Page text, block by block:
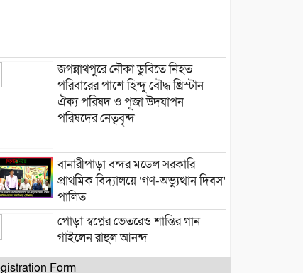
জগন্নাথপুরে নৌকা ডুবিতে নিহত
পরিবারের পাশে হিন্দু বৌদ্ধ খ্রিস্টান
ঐক্য পরিষদ ও পূজা উদযাপন
পরিষদের নেতৃবৃন্দ
​বানারীপাড়া বন্দর মডেল সরকারি
প্রাথমিক বিদ্যালয়ে ‘গণ-অভ্যুত্থান দিবস’
পালিত
পোড়া স্বপ্নের ভেতরেও শান্তির গান
গাইলেন রাহুল আনন্দ
Form